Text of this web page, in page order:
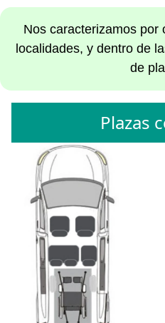
Nos caracterizamos por
localidades, y dentro de
de
Plazas